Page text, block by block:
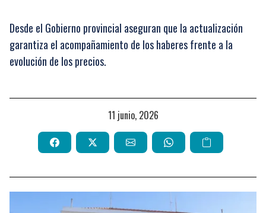
Desde el Gobierno provincial aseguran que la actualización
garantiza el acompañamiento de los haberes frente a la
evolución de los precios.
11 junio, 2026